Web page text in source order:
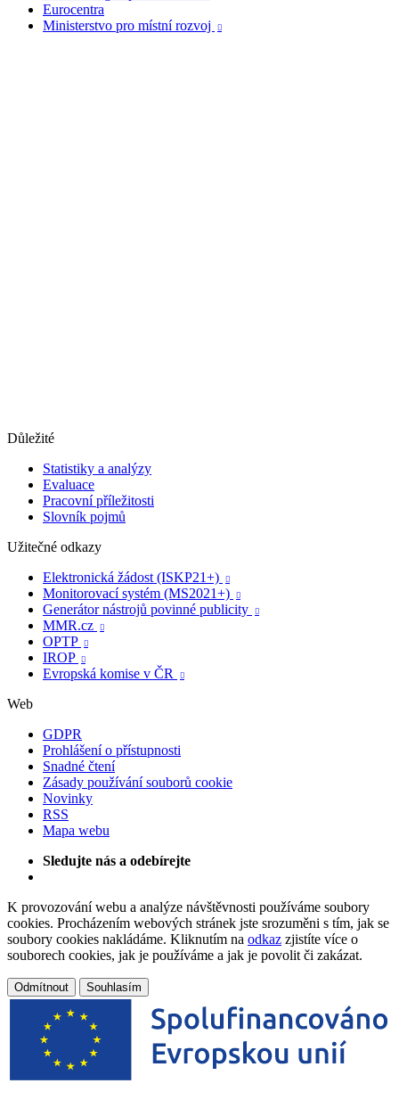
Eurocentra
Ministerstvo pro místní rozvoj

Důležité
Statistiky a analýzy
Evaluace
Pracovní příležitosti
Slovník pojmů
Užitečné odkazy
Elektronická žádost (ISKP21+)

Monitorovací systém (MS2021+) 
Generátor nástrojů povinné publicity 
MMR.cz 
OPTP 
IROP 
Evropská komise v ČR 
Web
GDPR
Prohlášení o přístupnosti
Snadné čtení
Zásady používání souborů cookie
Novinky
RSS
Mapa webu
Sledujte nás a odebírejte
K provozování webu a analýze návštěvnosti používáme soubory
cookies. Procházením webových stránek jste srozuměni s tím, jak se
soubory cookies nakládáme. Kliknutím na odkaz zjistíte více o
souborech cookies, jak je používáme a jak je povolit či zakázat.
Odmítnout Souhlasím